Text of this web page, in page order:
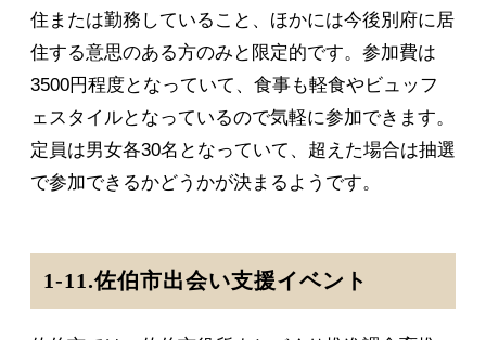
住または勤務していること、ほかには今後別府に居
住する意思のある方のみと限定的です。参加費は
3500円程度となっていて、食事も軽食やビュッフ
ェスタイルとなっているので気軽に参加できます。
定員は男女各30名となっていて、超えた場合は抽選
で参加できるかどうかが決まるようです。
1-11.佐伯市出会い支援イベント